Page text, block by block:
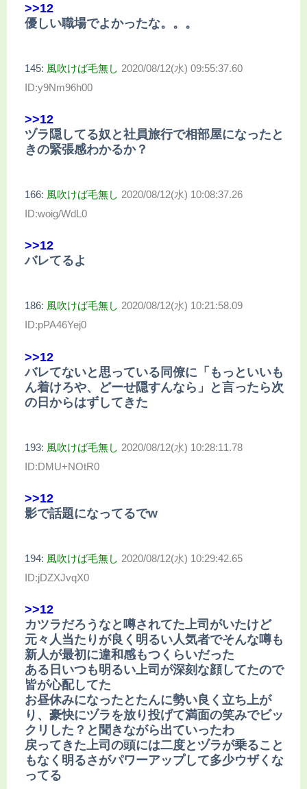
>>12
優しい職場でよかったな。。。
145: 風吹けば毛無し 2020/08/12(水) 09:55:37.60
ID:y9Nm96h00
>>12
ヅラ隠してる奴と社員旅行で相部屋になったと
きの緊張感わかるか？
166: 風吹けば毛無し 2020/08/12(水) 10:08:37.26
ID:woig/WdL0
>>12
バレてるよ
186: 風吹けば毛無し 2020/08/12(水) 10:21:58.09
ID:pPA46Yej0
>>12
バレてないと思っている同僚に「もっといいも
ん着けろや、どーせ隠すんなら」と言ったら次
の日からはずしてきた
193: 風吹けば毛無し 2020/08/12(水) 10:28:11.78
ID:DMU+NOtR0
>>12
影で話題になってるでw
194: 風吹けば毛無し 2020/08/12(水) 10:29:42.65
ID:jDZXJvqX0
>>12
カツラだろうなと噂されてた上司がいたけど
元々人当たりが良く明るい人気者でそんな噂も
新人が最初に違和感もつくらいだった
ある日いつも明るい上司が深刻な顔してたので
皆が心配してた
お昼休みになったとたんに勢い良く立ち上が
り、豪快にヅラを放り投げて満面の笑みでビッ
クリした？と聞きながら出ていったわ
戻ってきた上司の頭には二度とヅラが乗ること
もなく明るさがパワーアップして多少ウザくな
ってる